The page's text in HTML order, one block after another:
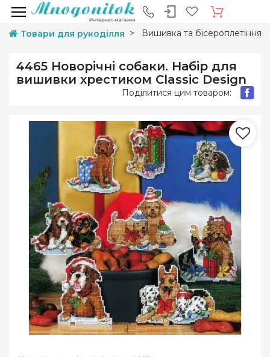
Товари для рукоділля Вишивка та бісероплетіння
4465 Новорічні собаки. Набір для
вишивки хрестиком Classic Design
Поділитися цим товаром: